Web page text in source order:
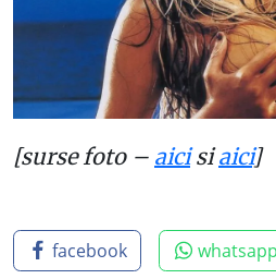
[surse foto – aicisiaici]
facebook whatsapp